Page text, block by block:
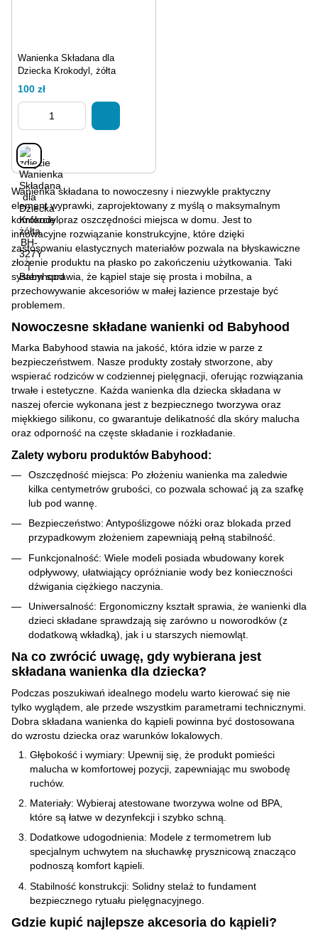
Wanienka Składana dla
Dziecka Krokodyl, żółta
100 zł
Wanienka składana to nowoczesny i niezwykle praktyczny
element wyprawki, zaprojektowany z myślą o maksymalnym
komforcie oraz oszczędności miejsca w domu. Jest to
innowacyjne rozwiązanie konstrukcyjne, które dzięki
zastosowaniu elastycznych materiałów pozwala na błyskawiczne
złożenie produktu na płasko po zakończeniu użytkowania. Taki
system sprawia, że kąpiel staje się prosta i mobilna, a
przechowywanie akcesoriów w małej łazience przestaje być
problemem.
Nowoczesne składane wanienki od Babyhood
Marka Babyhood stawia na jakość, która idzie w parze z
bezpieczeństwem. Nasze produkty zostały stworzone, aby
wspierać rodziców w codziennej pielęgnacji, oferując rozwiązania
trwałe i estetyczne. Każda wanienka dla dziecka składana w
naszej ofercie wykonana jest z bezpiecznego tworzywa oraz
miękkiego silikonu, co gwarantuje delikatność dla skóry malucha
oraz odporność na częste składanie i rozkładanie.
Zalety wyboru produktów Babyhood:
Oszczędność miejsca: Po złożeniu wanienka ma zaledwie
kilka centymetrów grubości, co pozwala schować ją za szafkę
lub pod wannę.
Bezpieczeństwo: Antypoślizgowe nóżki oraz blokada przed
przypadkowym złożeniem zapewniają pełną stabilność.
Funkcjonalność: Wiele modeli posiada wbudowany korek
odpływowy, ułatwiający opróżnianie wody bez konieczności
dźwigania ciężkiego naczynia.
Uniwersalność: Ergonomiczny kształt sprawia, że wanienki dla
dzieci składane sprawdzają się zarówno u noworodków (z
dodatkową wkładką), jak i u starszych niemowląt.
Na co zwrócić uwagę, gdy wybierana jest
składana wanienka dla dziecka?
Podczas poszukiwań idealnego modelu warto kierować się nie
tylko wyglądem, ale przede wszystkim parametrami technicznymi.
Dobra składana wanienka do kąpieli powinna być dostosowana
do wzrostu dziecka oraz warunków lokalowych.
Głębokość i wymiary: Upewnij się, że produkt pomieści
malucha w komfortowej pozycji, zapewniając mu swobodę
ruchów.
Materiały: Wybieraj atestowane tworzywa wolne od BPA,
które są łatwe w dezynfekcji i szybko schną.
Dodatkowe udogodnienia: Modele z termometrem lub
specjalnym uchwytem na słuchawkę prysznicową znacząco
podnoszą komfort kąpieli.
Stabilność konstrukcji: Solidny stelaż to fundament
bezpiecznego rytuału pielęgnacyjnego.
Gdzie kupić najlepsze akcesoria do kąpieli?